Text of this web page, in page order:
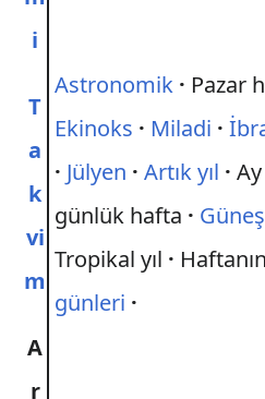
i
T
a
k
vi
m
Astronomik Pazar
Ekinoks
Miladi
Jülyen
Artık yıl Ay
günlük hafta
Güneş
Tropikal yıl
günleri
A
r